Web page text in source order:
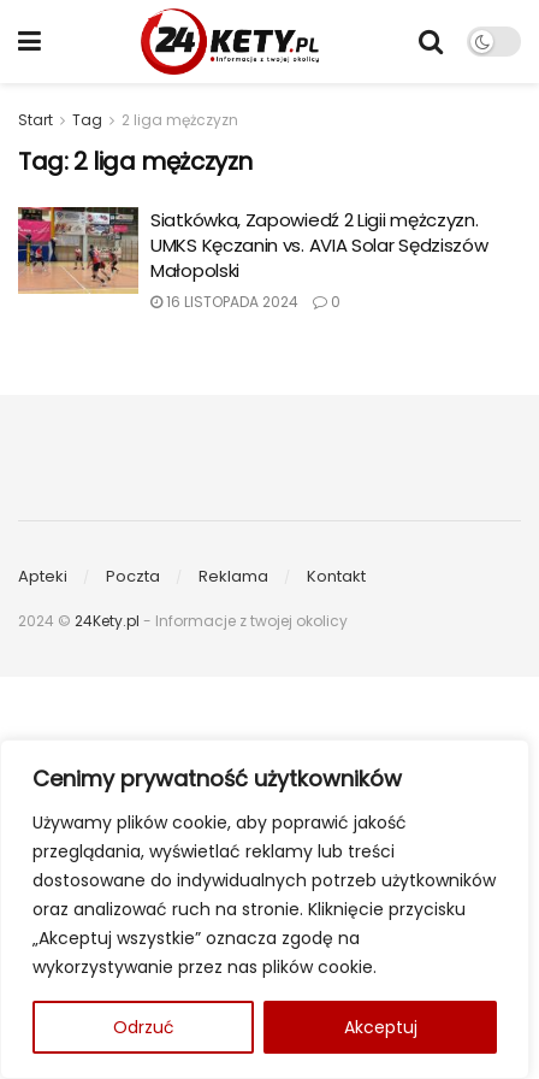
Cenimy prywatność użytkowników
Używamy plików cookie, aby poprawić jakość
przeglądania, wyświetlać reklamy lub treści
dostosowane do indywidualnych potrzeb użytkowników
oraz analizować ruch na stronie. Kliknięcie przycisku
„Akceptuj wszystkie” oznacza zgodę na
wykorzystywanie przez nas plików cookie.
Odrzuć Akceptuj
Start Tag 2 liga mężczyzn
Tag:2 liga mężczyzn
Siatkówka, Zapowiedź 2 Ligii mężczyzn.
UMKS Kęczanin vs. AVIA Solar Sędziszów
Małopolski
16 LISTOPADA 2024 0
Apteki Poczta Reklama Kontakt
2024 © 24Kety.pl - Informacje z twojej okolicy